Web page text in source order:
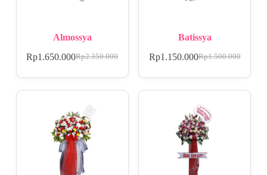
Almossya
Rp2.350.000
Rp1.650.000
Batissya
Rp1.500.000
Rp1.150.000